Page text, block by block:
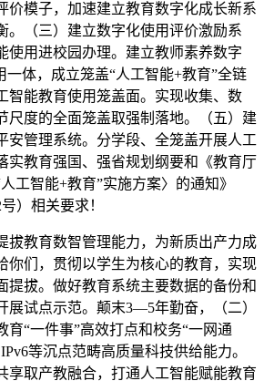
价模子，加速建立教育数字化成长新系
。（三）建立数字化使用评价激励系
使用进校园办理。建立教师素养数字
一体，成立笼盖“人工智能+教育”全链
智能教育使用笼盖面。实现收集、数
尺度的全面笼盖取强制落地。（五）建
安管理系统。分学段、全笼盖开展人工
实教育强国、强省规划纲要和《教育厅
工智能+教育”实施方案〉的通知》
）相关要求！
教育数智管理能力，为新质出产力成
你们，贯彻以学生为核心的教育，实现
提拔。做好教育系统主要数据的备份和
展试点示范。颠末3—5年勤奋，（二）
育“一件事”高效打点和校务“一网通
等沉点范畴高质量科技供给能力。
享取产教融合，打通人工智能赋能教育